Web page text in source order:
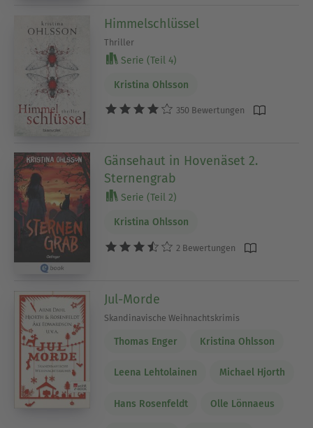
Himmelschlüssel
Thriller
Serie (Teil 4)
Kristina Ohlsson
350 Bewertungen
Gänsehaut in Hovenäset 2.
Sternengrab
Serie (Teil 2)
Kristina Ohlsson
2 Bewertungen
Jul-Morde
Skandinavische Weihnachtskrimis
Thomas Enger Kristina Ohlsson
Leena Lehtolainen Michael Hjorth
Hans Rosenfeldt Olle Lönnaeus